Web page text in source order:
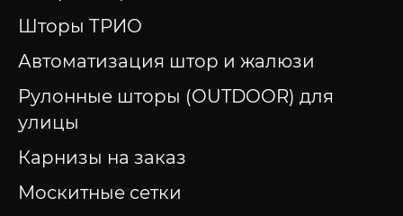
Шторы ТРИО
Автоматизация штор и жалюзи
Рулонные шторы (OUTDOOR) для
улицы
Карнизы на заказ
Москитные сетки